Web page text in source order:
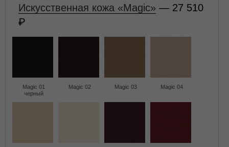
Искусственная кожа «Magic» — 27 510
Magic 01
черный
Magic 02 Magic 03 Magic 04